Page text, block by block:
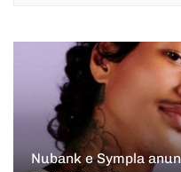
Nubank e Sympla